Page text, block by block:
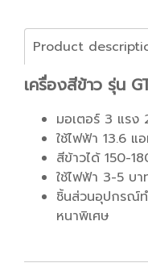
Product
เครื่องสีข้าว รุ่น
มอเตอร์ 3 แร
ใช้ไฟฟ้า 13.6 แ
สีข้าวได้ 150-
ใช้ไฟฟ้า 3-5 บ
ชิ้นส่วนอุปกรณ์ท
หนาพิเศษ